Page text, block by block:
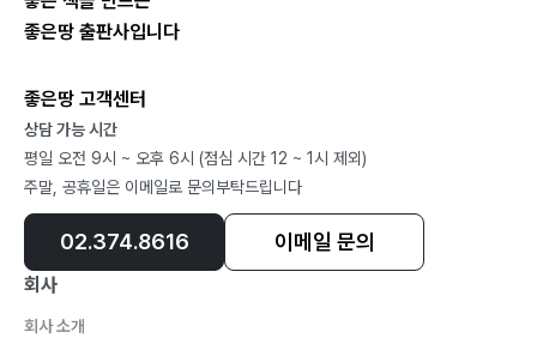
각종 해난 사고 수습 관련 일화들_128
제8부 은행원으로 새 출발
제일은행 런던지점 개점 팀에 합류_132
런던지점 개점과 Money Market Dealing_136
8년 만에 귀국하다_141
귀국 후 은행원으로의 삶_144
은행 지점장 부임_157
좋은땅 출판사입니다
좋은땅 고객센터
상담 가능 시간
평일 오전 9시 ~ 오후 6시 (점심 시간 12 ~ 1시 제외)
주말, 공휴일은 이메일로 문의부탁드립니다
02.374.8616 이메일 문의
회사
회사 소개